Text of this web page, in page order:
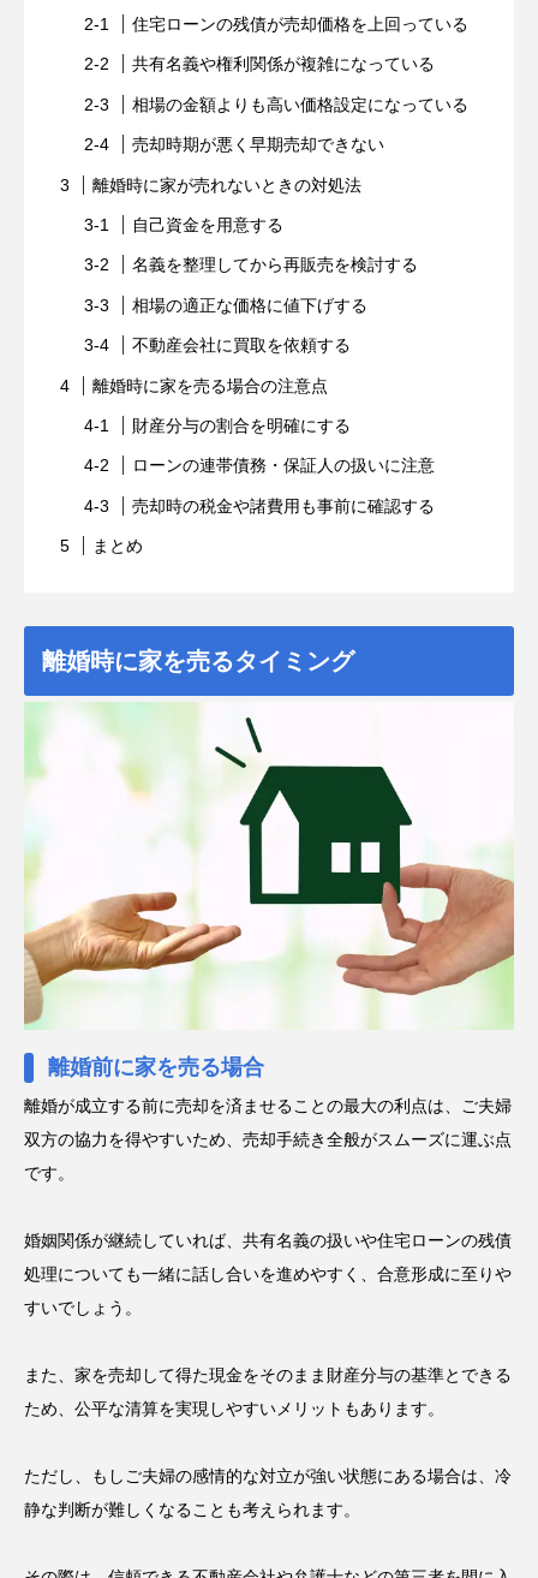
住宅ローンの残債が売却価格を上回っている
共有名義や権利関係が複雑になっている
相場の金額よりも高い価格設定になっている
売却時期が悪く早期売却できない
離婚時に家が売れないときの対処法
自己資金を用意する
名義を整理してから再販売を検討する
相場の適正な価格に値下げする
不動産会社に買取を依頼する
離婚時に家を売る場合の注意点
財産分与の割合を明確にする
ローンの連帯債務・保証人の扱いに注意
売却時の税金や諸費用も事前に確認する
まとめ
離婚時に家を売るタイミング
離婚前に家を売る場合
離婚が成立する前に売却を済ませることの最大の利点は、ご夫婦
双方の協力を得やすいため、売却手続き全般がスムーズに運ぶ点
です。
婚姻関係が継続していれば、共有名義の扱いや住宅ローンの残債
処理についても一緒に話し合いを進めやすく、合意形成に至りや
すいでしょう。
また、家を売却して得た現金をそのまま財産分与の基準とできる
ため、公平な清算を実現しやすいメリットもあります。
ただし、もしご夫婦の感情的な対立が強い状態にある場合は、冷
静な判断が難しくなることも考えられます。